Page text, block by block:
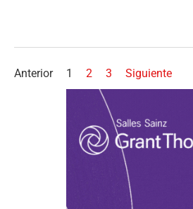
Anterior 1 2 3 Siguiente